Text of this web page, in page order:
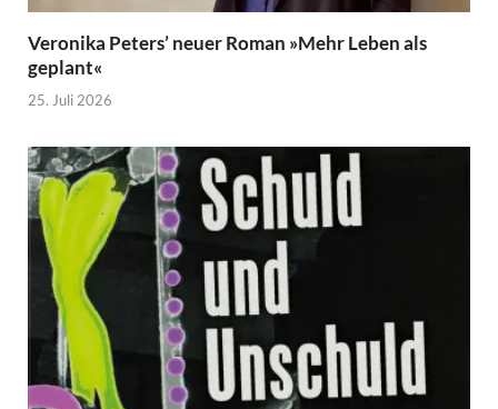
Veronika Peters’ neuer Roman »Mehr Leben als
geplant«
25. Juli 2026